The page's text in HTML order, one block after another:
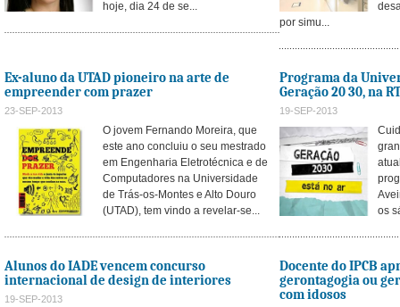
hoje, dia 24 de se...
por simu...
Ex-aluno da UTAD pioneiro na arte de
empreender com prazer
23-SEP-2013
O jovem Fernando Moreira, que
este ano concluiu o seu mestrado
em Engenharia Eletrotécnica e de
Computadores na Universidade
de Trás-os-Montes e Alto Douro
(UTAD), tem vindo a revelar-se...
Programa da
Geração 20 30, na
19-SEP-2013
os
Alunos do IADE vencem concurso
internacional de design de interiores
19-SEP-2013
Docente do IPCB
gerontagogia ou
com idosos